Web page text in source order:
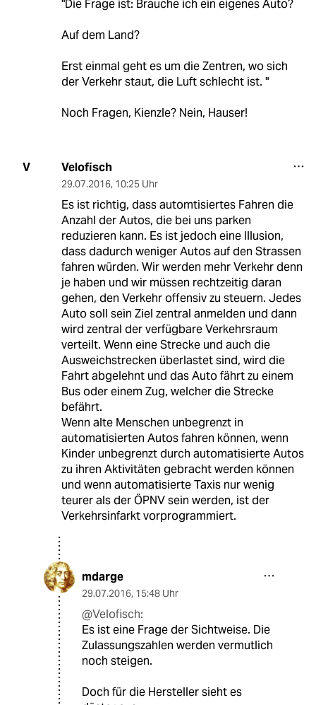
"Die Frage ist: Brauche ich ein eigenes Auto?
Auf dem Land?
Erst einmal geht es um die Zentren, wo sich
der Verkehr staut, die Luft schlecht ist. "
Noch Fragen, Kienzle? Nein, Hauser!
V Velofisch
29.07.2016, 10:25 Uhr
Es ist richtig, dass automtisiertes Fahren die
Anzahl der Autos, die bei uns parken
reduzieren kann. Es ist jedoch eine Illusion,
dass dadurch weniger Autos auf den Strassen
fahren würden. Wir werden mehr Verkehr denn
je haben und wir müssen rechtzeitig daran
gehen, den Verkehr offensiv zu steuern. Jedes
Auto soll sein Ziel zentral anmelden und dann
wird zentral der verfügbare Verkehrsraum
verteilt. Wenn eine Strecke und auch die
Ausweichstrecken überlastet sind, wird die
Fahrt abgelehnt und das Auto fährt zu einem
Bus oder einem Zug, welcher die Strecke
befährt.
Wenn alte Menschen unbegrenzt in
automatisierten Autos fahren können, wenn
Kinder unbegrenzt durch automatisierte Autos
zu ihren Aktivitäten gebracht werden können
und wenn automatisierte Taxis nur wenig
teurer als der ÖPNV sein werden, ist der
Verkehrsinfarkt vorprogrammiert.
mdarge
29.07.2016, 15:48 Uhr
@Velofisch:
Es ist eine Frage der Sichtweise. Die
Zulassungszahlen werden vermutlich
noch steigen.
Doch für die Hersteller sieht es